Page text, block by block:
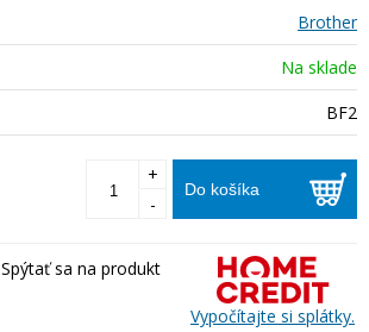
Brother
Na sklade
BF2
Do košíka
+
-
Spýtať sa na produkt
Vypočítajte si splátky.